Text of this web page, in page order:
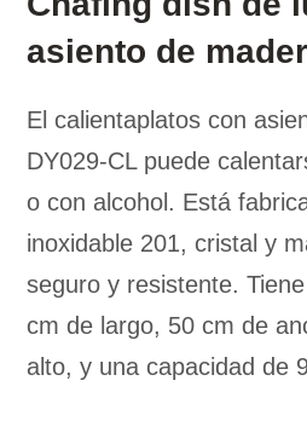
asiento de
El calientaplatos con
DY029-CL puede
o con alcohol. Está
inoxidable 201, cristal y
seguro y resistente.
cm de largo, 50 cm de
alto, y una capacidad de